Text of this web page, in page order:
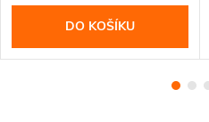
DO KOŠÍKU